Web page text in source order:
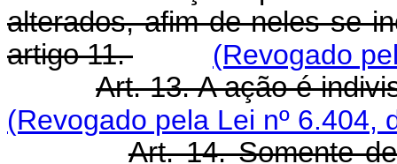
alterados, afim de neles se
artigo 11.
(Revogado
Art. 13. A ação é
(Revogado pela Lei nº 6.404,
Art. 14. Somente